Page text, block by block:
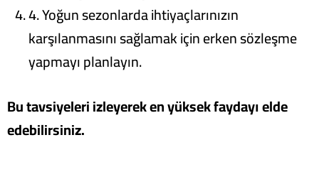
4. Yoğun sezonlarda ihtiyaçlarınızın
karşılanmasını sağlamak için erken sözleşme
yapmayı planlayın.
Bu tavsiyeleri izleyerek en yüksek faydayı elde
edebilirsiniz.